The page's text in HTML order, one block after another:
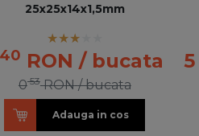
25x25x14x1,5mm
40 RON / bucata
053 RON / bucata
Adauga in cos
5